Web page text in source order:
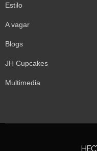
Estilo
A vagar
Blogs
JH Cupcakes
Multimedia